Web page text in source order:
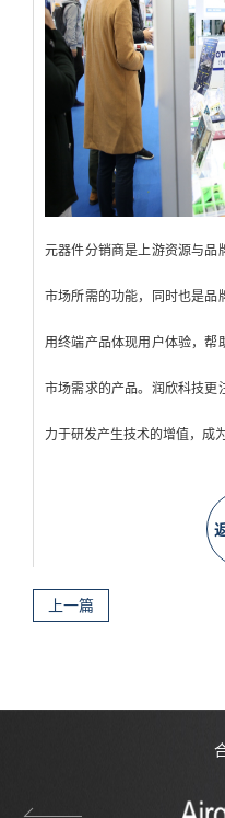
元器件分销商是上游资源与品
市场所需的功能，同时也是品
用终端产品体现用户体验，帮
市场需求的产品。润欣科技更
力于研发产生技术的增值，成
上一篇